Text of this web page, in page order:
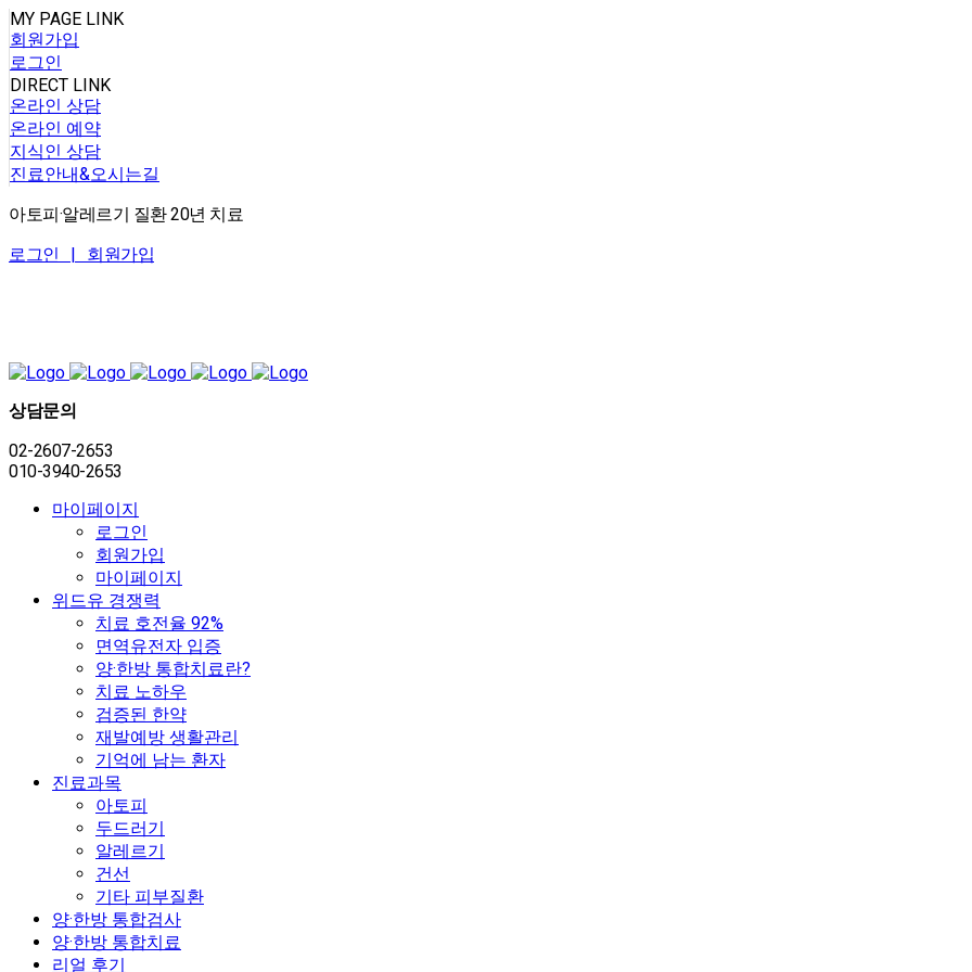
MY PAGE LINK
회원가입
로그인
DIRECT LINK
온라인 상담
온라인 예약
지식인 상담
진료안내&오시는길
아토피·알레르기 질환 20년 치료
로그인 | 회원가입
상담문의
02-2607-2653
010-3940-2653
마이페이지
로그인
회원가입
마이페이지
위드유 경쟁력
치료 호전율 92%
면역유전자 입증
양·한방 통합치료란?
치료 노하우
검증된 한약
재발예방 생활관리
기억에 남는 환자
진료과목
아토피
두드러기
알레르기
건선
기타 피부질환
양·한방 통합검사
양·한방 통합치료
리얼 후기